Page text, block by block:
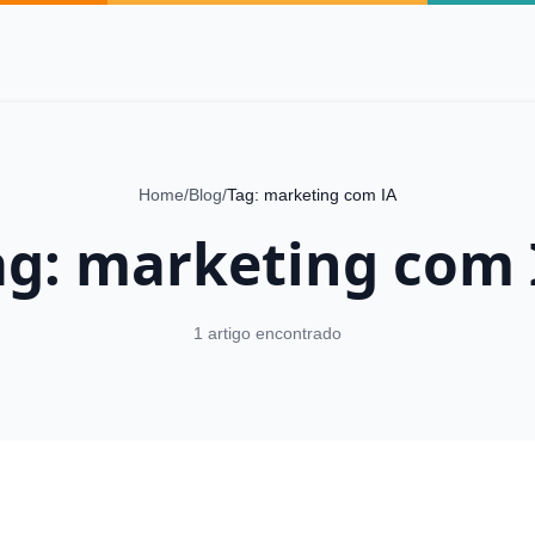
Home/Blog/Tag: marketing com IA
marketing com
1 artigo encontrado